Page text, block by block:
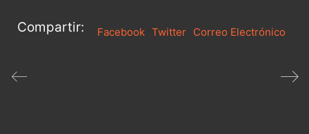
Compartir: Facebook Twitter Correo Electrónico